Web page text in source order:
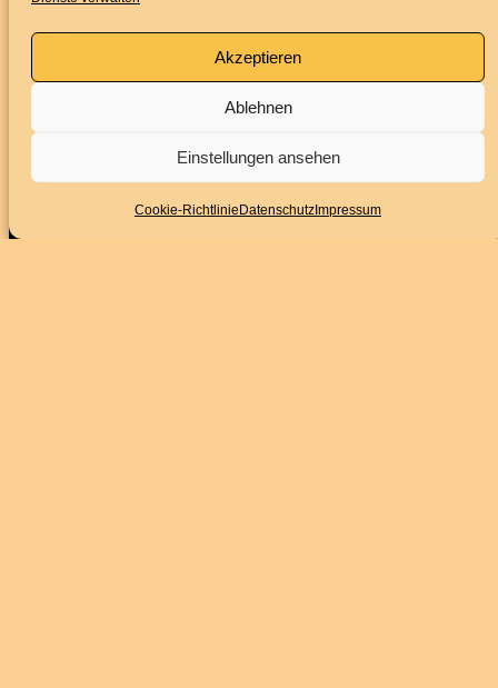
Akzeptieren
Ablehnen
Einstellungen ansehen
Cookie-Richtlinie Datenschutz Impressum